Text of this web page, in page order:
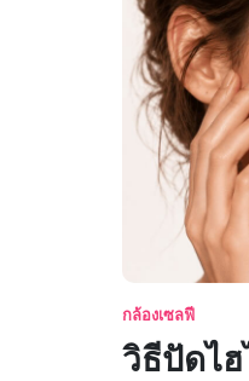
กล้องเซลฟี
วิธีปัดไ